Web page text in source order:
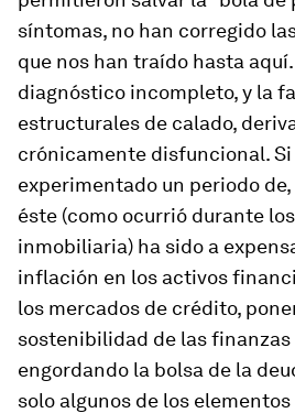
síntomas, no han corregido
que nos han traído hasta
diagnóstico incompleto, y la
estructurales de calado,
crónicamente disfuncional.
experimentado un periodo
éste (como ocurrió durante
inmobiliaria) ha sido a
inflación en los activos
los mercados de crédito,
sostenibilidad de las
engordando la bolsa de la
solo algunos de los